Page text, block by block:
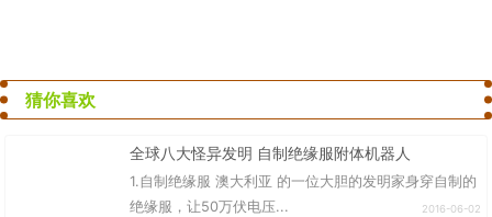
猜你喜欢
全球八大怪异发明 自制绝缘服附体机器人
1.自制绝缘服 澳大利亚 的一位大胆的发明家身穿自制的
绝缘服，让50万伏电压...
2016-06-02